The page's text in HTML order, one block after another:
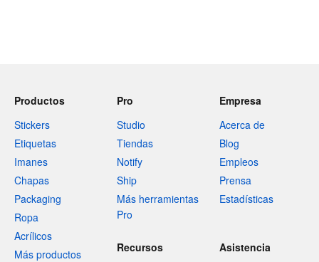
Productos
Stickers
Etiquetas
Imanes
Chapas
Packaging
Ropa
Acrílicos
Más productos
Pro
Studio
Tiendas
Notify
Ship
Más herramientas
Pro
Empresa
Acerca de
Blog
Empleos
Prensa
Estadísticas
Recursos Asistencia